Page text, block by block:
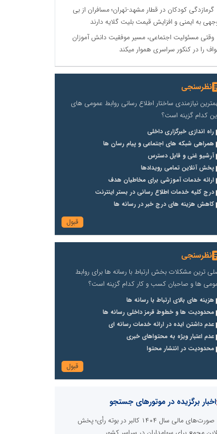
گرمازدگی کودکان در قطار مشهد-تهران؛ مسافران از بی
به ایمنی و افزایش قیمت بلیت گلایه دارند
وقتی مسئولیت اجتماعی، مسیر موفقیت دانش آموزان
را در کنکور سراسری هموار میکند
نظرسنجی
نیازمندی ساختار اطلاع رسانی روابط عمومی های
کدام گزینه است؟
راه اندازی خبرگزاری داخلی
همراهی شبکه های اجتماعی و پیام رسان ها
آرشیو غنی و قابل دسترس
پخش آنلاین تمامی رویدادها
ارائه خدمات آموزشی برای مخاطیان هدف
درج کلیه خدمات اطلاع رسانی در بستر اینترنت
کاهش هزینه های درج خبر در رسانه ها
نظرسنجی
ترین مشکلات بخش ارتباط با رسانه ها برای روابط
ها و صاحبان کسب و کار کدام گزینه است؟
هزینه های بالای ارتباط با رسانه ها
محدودیت ها و خطوط قرمز داخلی رسانه ها
عدم داشتن ایده در ارائه خدمات رسانه ای
عدم اعتبار ویژه به محتواهای خبری
محدودیت در انتشار محتوا
اخبار برگزیده در موتورهای جستجو
صورت‌های مالی سال ۱۴۰۴ کالبر در بوته رأی؛ پخش